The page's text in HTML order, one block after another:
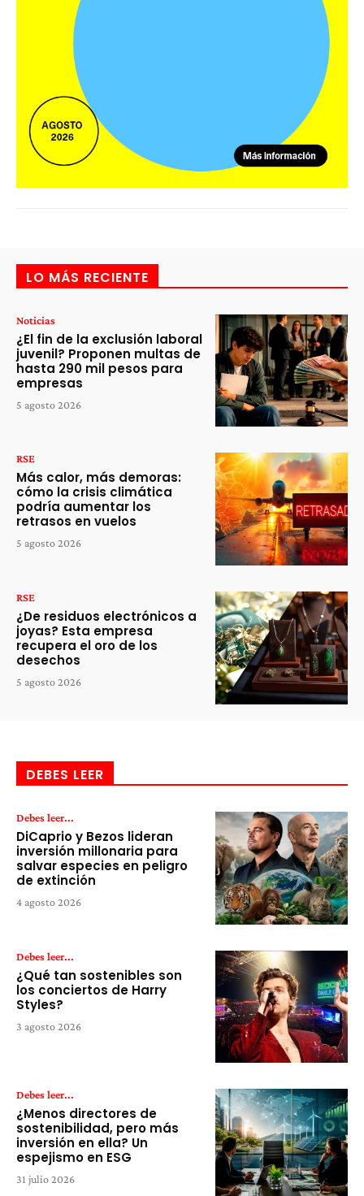
LO MÁS RECIENTE
Noticias
¿El fin de la exclusión laboral
juvenil? Proponen multas de
hasta 290 mil pesos para
empresas
5 agosto 2026
RSE
Más calor, más demoras:
cómo la crisis climática
podría aumentar los
retrasos en vuelos
5 agosto 2026
RSE
¿De residuos electrónicos a
joyas? Esta empresa
recupera el oro de los
desechos
5 agosto 2026
DEBES LEER
Debes leer...
DiCaprio y Bezos lideran
inversión millonaria para
salvar especies en peligro
de extinción
4 agosto 2026
Debes leer...
¿Qué tan sostenibles son
los conciertos de Harry
Styles?
3 agosto 2026
Debes leer...
¿Menos directores de
sostenibilidad, pero más
inversión en ella? Un
espejismo en ESG
31 julio 2026